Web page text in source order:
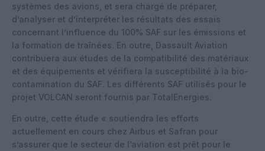
systèmes des avions, et sera chargé de préparer,
d’analyser et d’interpréter les résultats des essais
concernant l’influence du 100% SAF sur les émissions et
la formation de traînées. En outre, Dassault Aviation
contribuera aux études de la compatibilité des matériaux
et des équipements et vérifiera la susceptibilité à la bio-
contamination du SAF. Les différents SAF utilisés pour le
projet VOLCAN seront fournis par TotalEnergies.
En outre, cette étude « soutiendra les efforts
actuellement en cours chez Airbus et Safran pour
s’assurer que le secteur de l’aviation est prêt pour le